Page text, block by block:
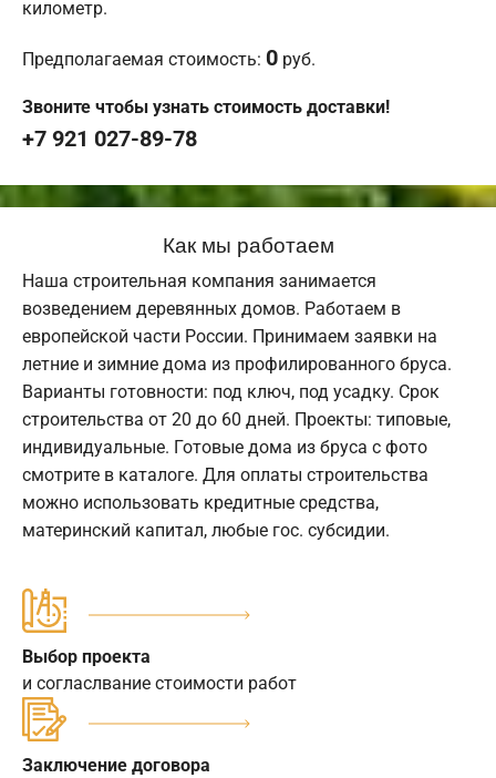
километр.
Предполагаемая стоимость: 0 руб.
Звоните чтобы узнать стоимость доставки!
+7 921 027-89-78
Как мы работаем
Наша строительная компания занимается
возведением деревянных домов. Работаем в
европейской части России. Принимаем заявки на
летние и зимние дома из профилированного бруса.
Варианты готовности: под ключ, под усадку. Срок
строительства от 20 до 60 дней. Проекты: типовые,
индивидуальные. Готовые дома из бруса с фото
смотрите в каталоге. Для оплаты строительства
можно использовать кредитные средства,
материнский капитал, любые гос. субсидии.
Выбор проекта
и согласлвание стоимости работ
Заключение договора